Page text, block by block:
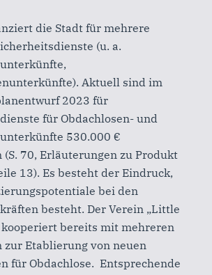
die Stadt für mehrere
(u. a.
Aktuell sind im
2023 für
für Obdachlosen- und
530.000 €
(S. 70, Erläuterungen zu Produkt
13). Es besteht der Eindruck,
bei den
besteht. Der Verein „Little
kooperiert bereits mit mehreren
zur Etablierung von neuen
für Obdachlose. Entsprechende